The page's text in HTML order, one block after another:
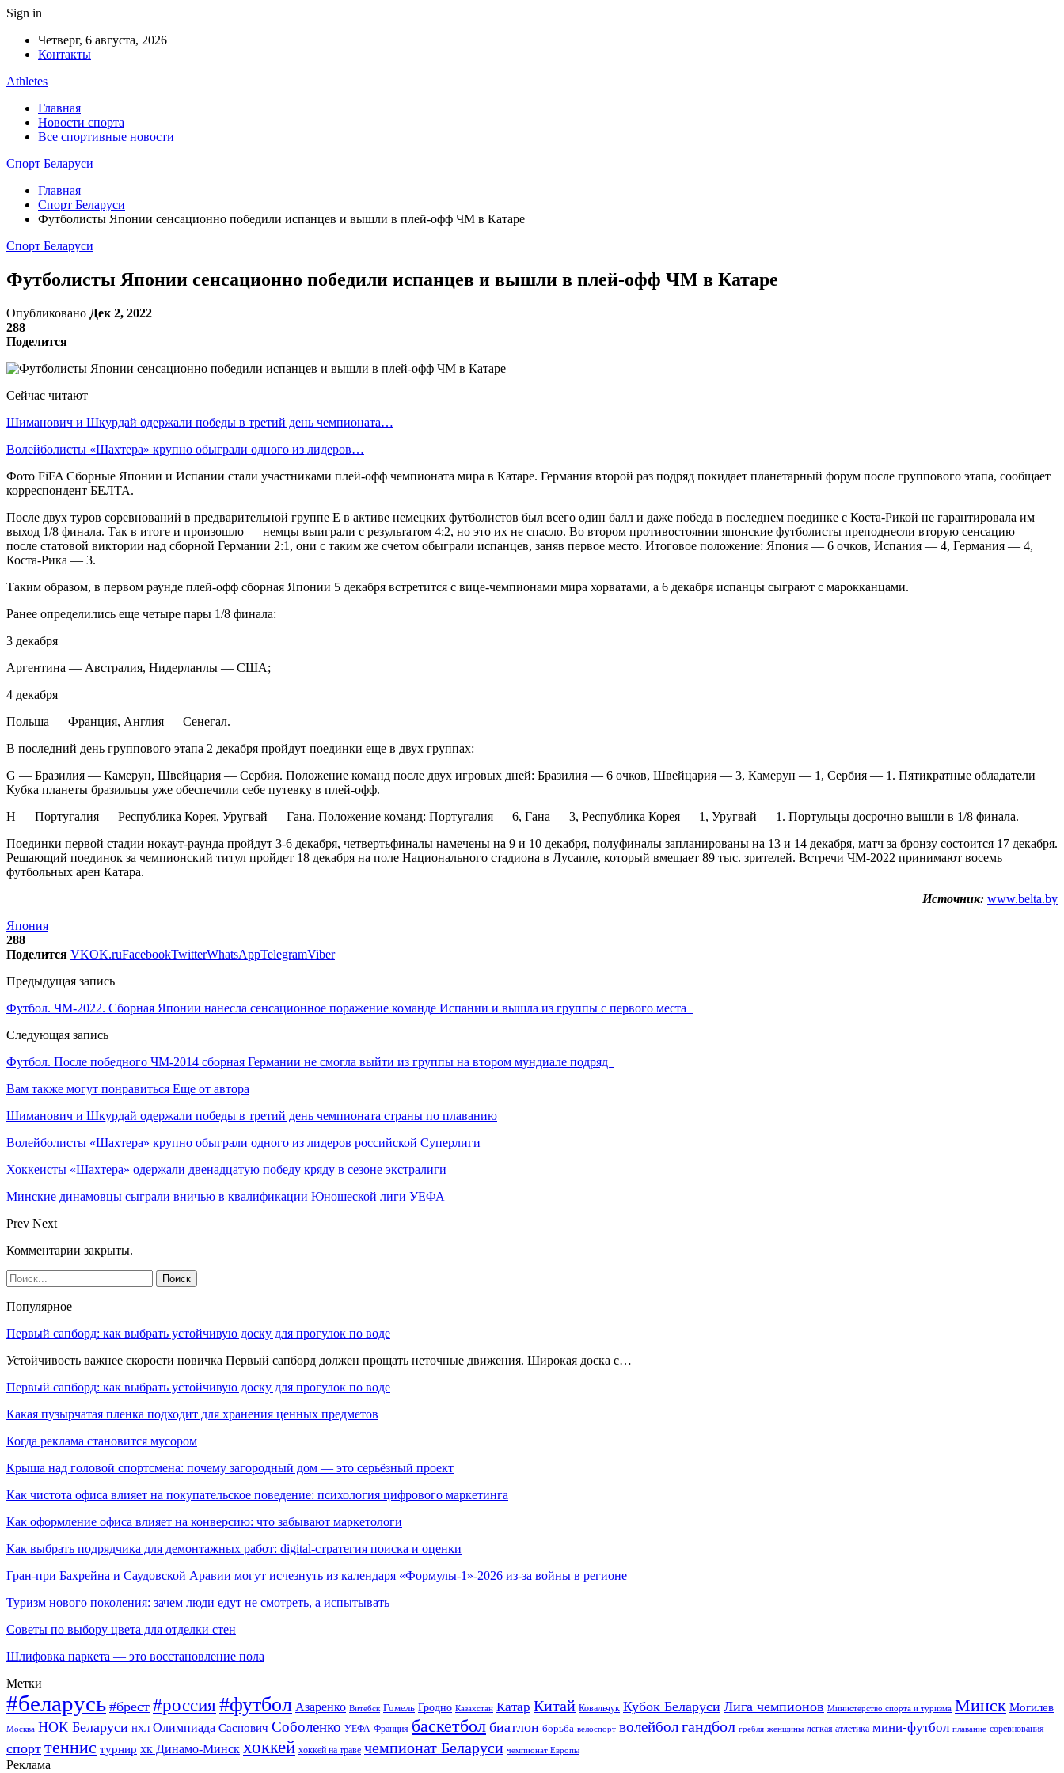
Sign in
Четверг, 6 августа, 2026
Контакты
Athletes
Главная
Новости спорта
Все спортивные новости
Спорт Беларуси
Главная
Спорт Беларуси
Футболисты Японии сенсационно победили испанцев и вышли в плей-офф ЧМ в Катаре
Спорт Беларуси
Футболисты Японии сенсационно победили испанцев и вышли в плей-офф ЧМ в Катаре
Опубликовано Дек 2, 2022
288
Поделится
Сейчас читают
Шиманович и Шкурдай одержали победы в третий день чемпионата…
Волейболисты «Шахтера» крупно обыграли одного из лидеров…
Фото FiFA Сборные Японии и Испании стали участниками плей-офф чемпионата мира в Катаре. Германия второй раз подряд покидает планетарный форум после группового этапа, сообщает
корреспондент БЕЛТА.
После двух туров соревнований в предварительной группе Е в активе немецких футболистов был всего один балл и даже победа в последнем поединке с Коста-Рикой не гарантировала им
выход 1/8 финала. Так в итоге и произошло — немцы выиграли с результатом 4:2, но это их не спасло. Во втором противостоянии японские футболисты преподнесли вторую сенсацию —
после статовой виктории над сборной Германии 2:1, они с таким же счетом обыграли испанцев, заняв первое место. Итоговое положение: Япония — 6 очков, Испания — 4, Германия — 4,
Коста-Рика — 3.
Таким образом, в первом раунде плей-офф сборная Японии 5 декабря встретится с вице-чемпионами мира хорватами, а 6 декабря испанцы сыграют с марокканцами.
Ранее определились еще четыре пары 1/8 финала:
3 декабря
Аргентина — Австралия, Нидерланлы — США;
4 декабря
Польша — Франция, Англия — Сенегал.
В последний день группового этапа 2 декабря пройдут поединки еще в двух группах:
G — Бразилия — Камерун, Швейцария — Сербия. Положение команд после двух игровых дней: Бразилия — 6 очков, Швейцария — 3, Камерун — 1, Сербия — 1. Пятикратные обладатели
Кубка планеты бразильцы уже обеспечили себе путевку в плей-офф.
Н — Португалия — Республика Корея, Уругвай — Гана. Положение команд: Португалия — 6, Гана — 3, Республика Корея — 1, Уругвай — 1. Портульцы досрочно вышли в 1/8 финала.
Поединки первой стадии нокаут-раунда пройдут 3-6 декабря, четвертьфиналы намечены на 9 и 10 декабря, полуфиналы запланированы на 13 и 14 декабря, матч за бронзу состоится 17 декабря.
Решающий поединок за чемпионский титул пройдет 18 декабря на поле Национального стадиона в Лусаиле, который вмещает 89 тыс. зрителей. Встречи ЧМ-2022 принимают восемь
футбольных арен Катара.
Источник: www.belta.by
Япония
288
Поделится VKOK.ruFacebookTwitterWhatsAppTelegramViber
Предыдущая запись
Футбол. ЧМ-2022. Сборная Японии нанесла сенсационное поражение команде Испании и вышла из группы с первого места
Следующая запись
Футбол. После победного ЧМ-2014 сборная Германии не смогла выйти из группы на втором мундиале подряд
Вам также могут понравиться Еще от автора
Шиманович и Шкурдай одержали победы в третий день чемпионата страны по плаванию
Волейболисты «Шахтера» крупно обыграли одного из лидеров российской Суперлиги
Хоккеисты «Шахтера» одержали двенадцатую победу кряду в сезоне экстралиги
Минские динамовцы сыграли вничью в квалификации Юношеской лиги УЕФА
Prev Next
Комментарии закрыты.
Популярное
Первый сапборд: как выбрать устойчивую доску для прогулок по воде
Устойчивость важнее скорости новичка Первый сапборд должен прощать неточные движения. Широкая доска с…
Первый сапборд: как выбрать устойчивую доску для прогулок по воде
Какая пузырчатая пленка подходит для хранения ценных предметов
Когда реклама становится мусором
Крыша над головой спортсмена: почему загородный дом — это серьёзный проект
Как чистота офиса влияет на покупательское поведение: психология цифрового маркетинга
Как оформление офиса влияет на конверсию: что забывают маркетологи
Как выбрать подрядчика для демонтажных работ: digital-стратегия поиска и оценки
Гран-при Бахрейна и Саудовской Аравии могут исчезнуть из календаря «Формулы-1»-2026 из-за войны в регионе
Туризм нового поколения: зачем люди едут не смотреть, а испытывать
Советы по выбору цвета для отделки стен
Шлифовка паркета — это восстановление пола
Метки
#беларусь #брест #россия#футбол Азаренко Витебск Гомель Гродно Казахстан Катар Китай Ковальчук Кубок Беларуси Лига чемпионов Министерство спорта и туризма Минск Могилев
Москва НОК Беларуси НХЛ Олимпиада Саснович Соболенко УЕФА Франция баскетбол биатлон борьба велоспорт волейболгандбол гребля женщины легкая атлетика мини-футбол плавание соревнования
спорт теннис турнир хк Динамо-Минск хоккей хоккей на траве чемпионат Беларуси чемпионат Европы
Реклама